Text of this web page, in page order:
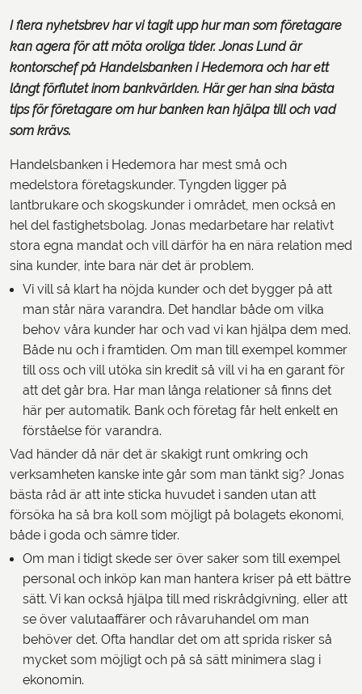
I flera nyhetsbrev har vi tagit upp hur man som företagare
kan agera för att möta oroliga tider. Jonas Lund är
kontorschef på Handelsbanken i Hedemora och har ett
långt förflutet inom bankvärlden. Här ger han sina bästa
tips för företagare om hur banken kan hjälpa till och vad
som krävs.
Handelsbanken i Hedemora har mest små och
medelstora företagskunder. Tyngden ligger på
lantbrukare och skogskunder i området, men också en
hel del fastighetsbolag. Jonas medarbetare har relativt
stora egna mandat och vill därför ha en nära relation med
sina kunder, inte bara när det är problem.
Vi vill så klart ha nöjda kunder och det bygger på att
man står nära varandra. Det handlar både om vilka
behov våra kunder har och vad vi kan hjälpa dem med.
Både nu och i framtiden. Om man till exempel kommer
till oss och vill utöka sin kredit så vill vi ha en garant för
att det går bra. Har man långa relationer så finns det
här per automatik. Bank och företag får helt enkelt en
förståelse för varandra.
Vad händer då när det är skakigt runt omkring och
verksamheten kanske inte går som man tänkt sig? Jonas
bästa råd är att inte sticka huvudet i sanden utan att
försöka ha så bra koll som möjligt på bolagets ekonomi,
både i goda och sämre tider.
Om man i tidigt skede ser över saker som till exempel
personal och inköp kan man hantera kriser på ett bättre
sätt. Vi kan också hjälpa till med riskrådgivning, eller att
se över valutaaffärer och råvaruhandel om man
behöver det. Ofta handlar det om att sprida risker så
mycket som möjligt och på så sätt minimera slag i
ekonomin.